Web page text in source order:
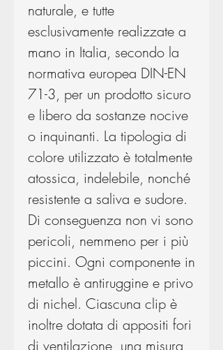
naturale, e tutte
esclusivamente realizzate a
mano in Italia, secondo la
normativa europea DIN-EN
71-3, per un prodotto sicuro
e libero da sostanze nocive
o inquinanti. La tipologia di
colore utilizzato è totalmente
atossica, indelebile, nonché
resistente a saliva e sudore.
Di conseguenza non vi sono
pericoli, nemmeno per i più
piccini. Ogni componente in
metallo è antiruggine e privo
di nichel. Ciascuna clip è
inoltre dotata di appositi fori
di ventilazione, una misura